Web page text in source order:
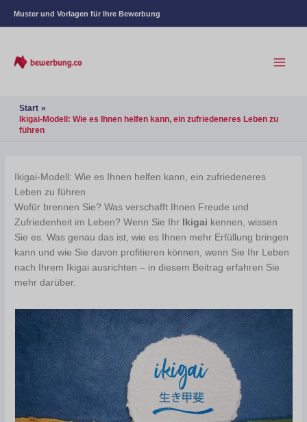
Muster und Vorlagen für Ihre Bewerbung
Start
Ikigai-Modell: Wie es Ihnen helfen kann, ein zufriedeneres Leben zu
führen
Ikigai-Modell: Wie es Ihnen helfen kann, ein zufriedeneres
Leben zu führen
Wofür brennen Sie? Was verschafft Ihnen Freude und
Zufriedenheit im Leben? Wenn Sie Ihr
Ikigai kennen, wissen
Sie es. Was genau das ist, wie es Ihnen mehr Erfüllung bringen
kann und wie Sie davon profitieren können, wenn Sie Ihr Leben
nach Ihrem Ikigai ausrichten – in diesem Beitrag erfahren Sie
mehr darüber.